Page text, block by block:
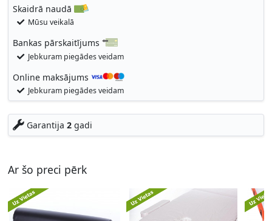
Skaidrā naudā
Mūsu veikalā
Bankas pārskaitījums
Jebkuram piegādes veidam
Online maksājums
Jebkuram piegādes veidam
Garantija 2gadi
Ar šo preci pērk